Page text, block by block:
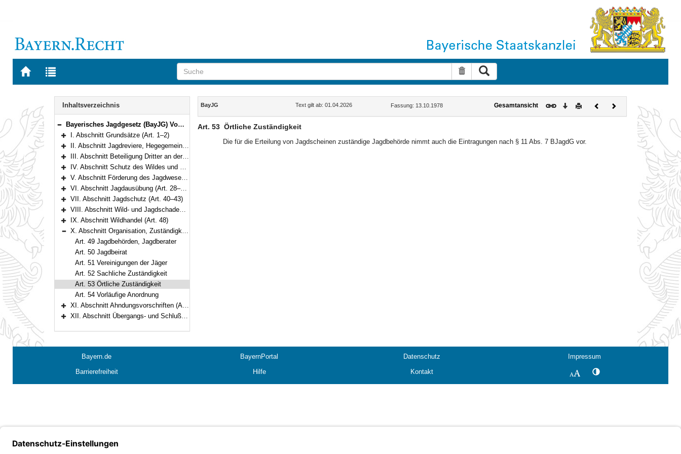
Zur
BAYERN.RECHT
Zur
letzten
Suche zurücksetzen
Navigation
Inhaltsverzeichnis
Bereich reduzieren
Bayerisches Jagdgesetz (BayJG) Vom 13. Oktober 1978 (BayRS V S. 595) BayRS 792-1-W (Art. 1–64)
Bereich erweitern
I. Abschnitt Grundsätze (Art. 1–2)
Bereich erweitern
II. Abschnitt Jagdreviere, Hegegemeinschaften (Art. 3–13)
Bereich erweitern
III. Abschnitt Beteiligung Dritter an der Ausübung des Jagdrechts (Art. 14–20)
Bereich erweitern
IV. Abschnitt Schutz des Wildes und seiner Lebensräume (Art. 21–25)
Bereich erweitern
V. Abschnitt Förderung des Jagdwesens (Art. 26–27)
Bereich erweitern
VI. Abschnitt Jagdausübung (Art. 28–39)
Bereich erweitern
VII. Abschnitt Jagdschutz (Art. 40–43)
Bereich erweitern
VIII. Abschnitt Wild- und Jagdschaden (Art. 44–47a)
Bereich erweitern
IX. Abschnitt Wildhandel (Art. 48)
Bereich reduzieren
X. Abschnitt Organisation, Zuständigkeit, Verfahren (Art. 49–54)
Art. 49 Jagdbehörden, Jagdberater
Art. 50 Jagdbeirat
Art. 51 Vereinigungen der Jäger
Art. 52 Sachliche Zuständigkeit
Art. 53 Örtliche Zuständigkeit
Art. 54 Vorläufige Anordnung
Bereich erweitern
XI. Abschnitt Ahndungsvorschriften (Art. 55–58)
XII. Abschnitt Übergangs- und Schlußvorschriften (Art. 59–64)
Inhalt
BayJG Text gilt ab: 01.04.2026 Fassung: 13.10.1978 Gesamtansicht Download
DruckenVorherigesNächstes
Dokument
Art. 53 Örtliche Zuständigkeit
Die für die Erteilung von Jagdscheinen zuständige Jagdbehörde nimmt auch die Eintragungen nach § 11 Abs. 7 BJagdG vor.
Bayern.de BayernPortal Datenschutz
Impressum
Barrierefreiheit
Hilfe Kontakt SchriftgrößeKontrastwechsel